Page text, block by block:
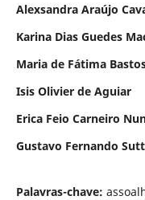
Alexsandra Araújo
Karina Dias Guedes
Maria de Fátima
Isis Olivier de Aguiar
Erica Feio Carneiro
Gustavo Fernando
Palavras-chave: